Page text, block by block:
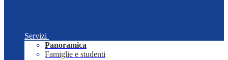
Servizi
Panoramica
Famiglie e studenti